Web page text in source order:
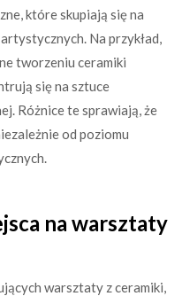
które skupiają się na
Na przykład,
tworzeniu ceramiki
się na sztuce
Różnice te sprawiają, że
od poziomu
na warsztaty
warsztaty z ceramiki,